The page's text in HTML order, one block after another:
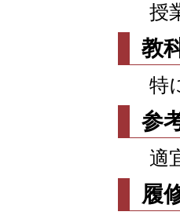
授
教
特
参
適
履